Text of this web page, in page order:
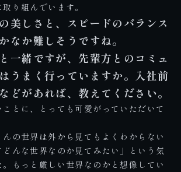
り組んでいます。
しさと、スピードのバランス
なか難しそうですね。
一緒ですが、先輩方とのコミュ
うまく行っていますか。入社前
どがあれば、教えてください。
ことに、とっても可愛がっていただいて
の世界は外から見てもよくわからない
どんな世界なのか見てみたい」という気
もっと厳しい世界なのかと想像してい